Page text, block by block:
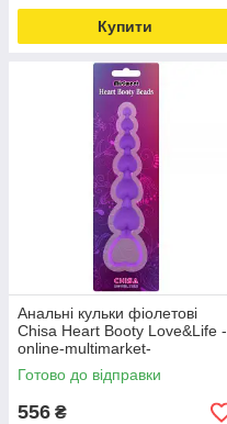
Купити
Анальні кульки фіолетові
Chisa Heart Booty Love&Life -
online-multimarket-
Готово до відправки
556 ₴